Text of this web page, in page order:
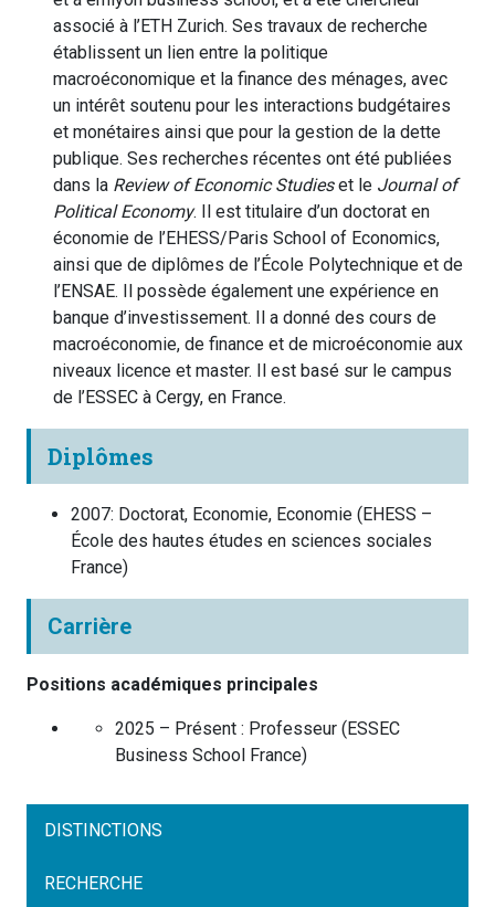
associé à l’ETH Zurich. Ses travaux de recherche
établissent un lien entre la politique
macroéconomique et la finance des ménages, avec
un intérêt soutenu pour les interactions budgétaires
et monétaires ainsi que pour la gestion de la dette
publique. Ses recherches récentes ont été publiées
dans la Review of Economic Studieset le Journal of
Political Economy. Il est titulaire d’un doctorat en
économie de l’EHESS/Paris School of Economics,
ainsi que de diplômes de l’École Polytechnique et de
l’ENSAE. Il possède également une expérience en
banque d’investissement. Il a donné des cours de
macroéconomie, de finance et de microéconomie aux
niveaux licence et master. Il est basé sur le campus
de l’ESSEC à Cergy, en France.
Diplômes
2007: Doctorat, Economie, Economie ( EHESS –
École des hautes études en sciences sociales
France)
Carrière
Positions académiques principales
2025 – Présent : Professeur ( ESSEC
Business School France)
DISTINCTIONS
RECHERCHE